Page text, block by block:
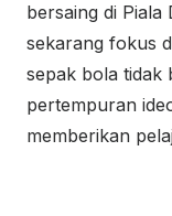
bersaing di
sekarang fokus
sepak bola tidak
pertempuran
memberikan